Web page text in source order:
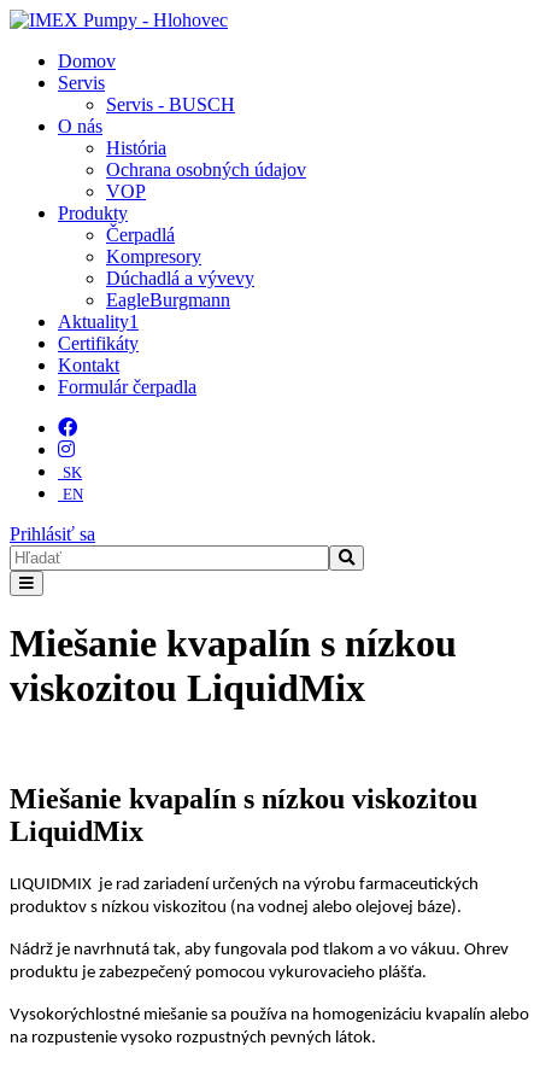
Domov
Servis
Servis - BUSCH
O nás
História
Ochrana osobných údajov
VOP
Produkty
Čerpadlá
Kompresory
Dúchadlá a vývevy
EagleBurgmann
Aktuality1
Certifikáty
Kontakt
Formulár čerpadla
SK
EN
Prihlásiť sa
Miešanie kvapalín s nízkou
viskozitou LiquidMix
Miešanie kvapalín s nízkou viskozitou
LiquidMix
LIQUIDMIX je rad zariadení určených na výrobu farmaceutických
produktov s nízkou viskozitou (na vodnej alebo olejovej báze).
Nádrž je navrhnutá tak, aby fungovala pod tlakom a vo vákuu. Ohrev
produktu je zabezpečený pomocou vykurovacieho plášťa.
Vysokorýchlostné miešanie sa používa na homogenizáciu kvapalín alebo
na rozpustenie vysoko rozpustných pevných látok.